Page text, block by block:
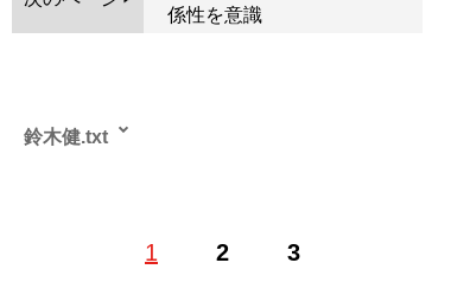
係性を意識
1 2 3
鈴木健.txt
年９月～’09年９月までアルバイト時代から数え21年